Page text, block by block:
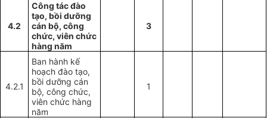
4.2
Công tác đào
tạo, bồi dưỡng
cán bộ, công
chức, viên chức
hàng năm
3
4.2.1
Ban hành kế
hoạch đào tạo,
bồi dưỡng cán
bộ, công chức,
viên chức hàng
năm
1